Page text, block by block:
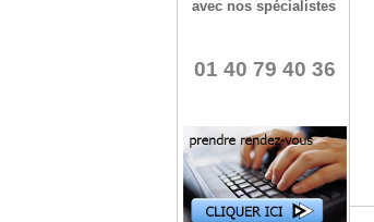
avec nos spécialistes
01 40 79 40 36